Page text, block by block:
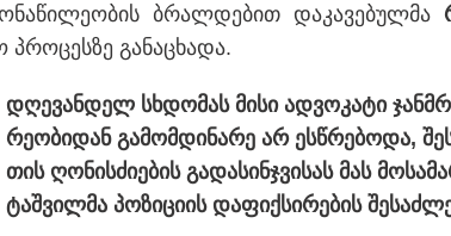
ბრალ­დე­ბით და­კა­ვე­ბულ­მა
გა­ნა­ცხა­და.
დღე­ვან­დელ სხდო­მას მისი ად­ვო­კა­ტი
რე­ო­ბი­დან გა­მომ­დი­ნა­რე არ ეს­წრე­ბო­და,
თის ღო­ნის­ძი­ე­ბის გა­და­სინ­ჯვი­სას მას
ტაშ­ვილ­მა პო­ზი­ცი­ის და­ფიქ­სი­რე­ბის